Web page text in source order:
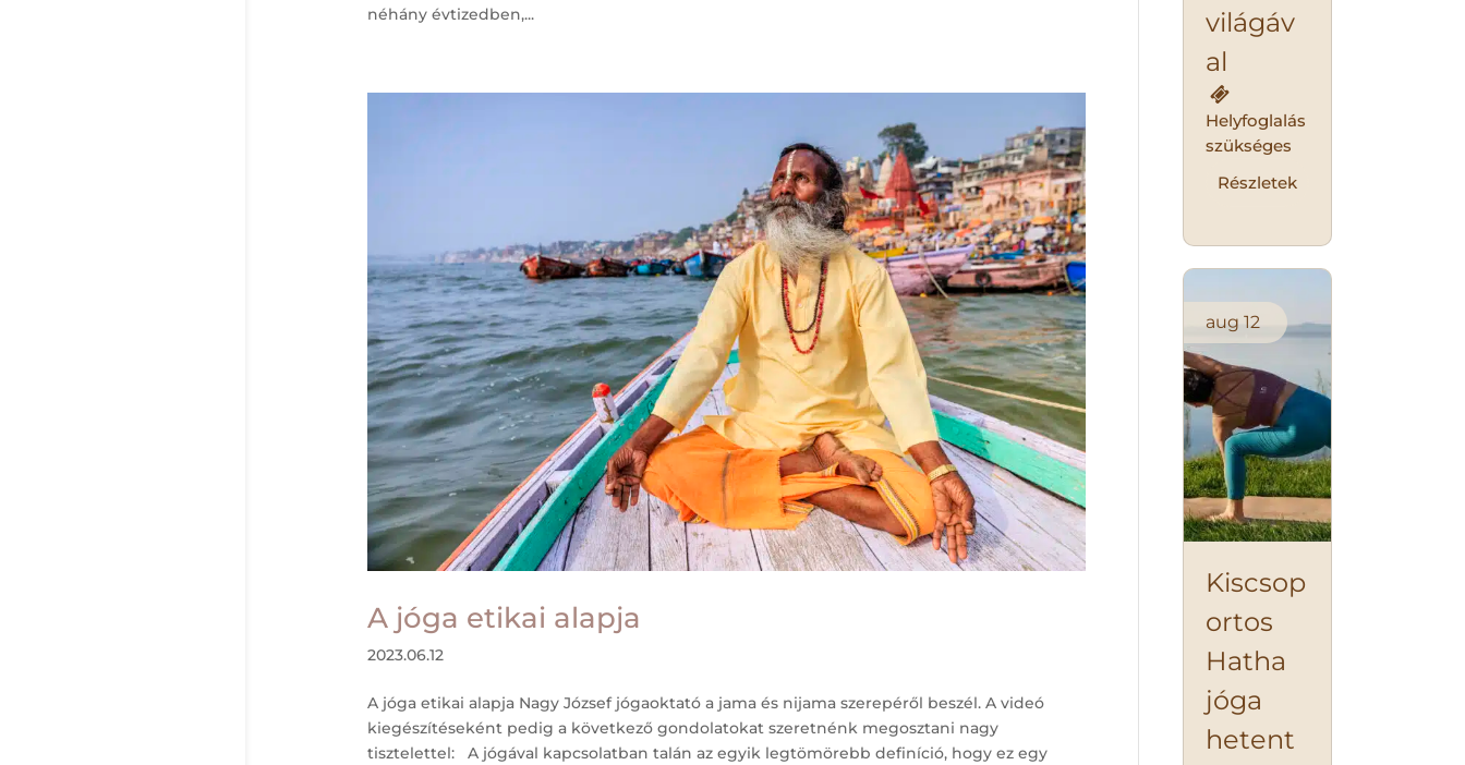
néhány évtizedben,...
A jóga etikai alapja
2023.06.12
A jóga etikai alapja Nagy József jógaoktató a jama és nijama szerepéről beszél. A videó
kiegészítéseként pedig a következő gondolatokat szeretnénk megosztani nagy
tisztelettel: A jógával kapcsolatban talán az egyik legtömörebb definíció, hogy ez egy
világáv
al
Helyfoglalás
szükséges
Részletek
aug 12
Kiscsop
ortos
Hatha
jóga
hetent